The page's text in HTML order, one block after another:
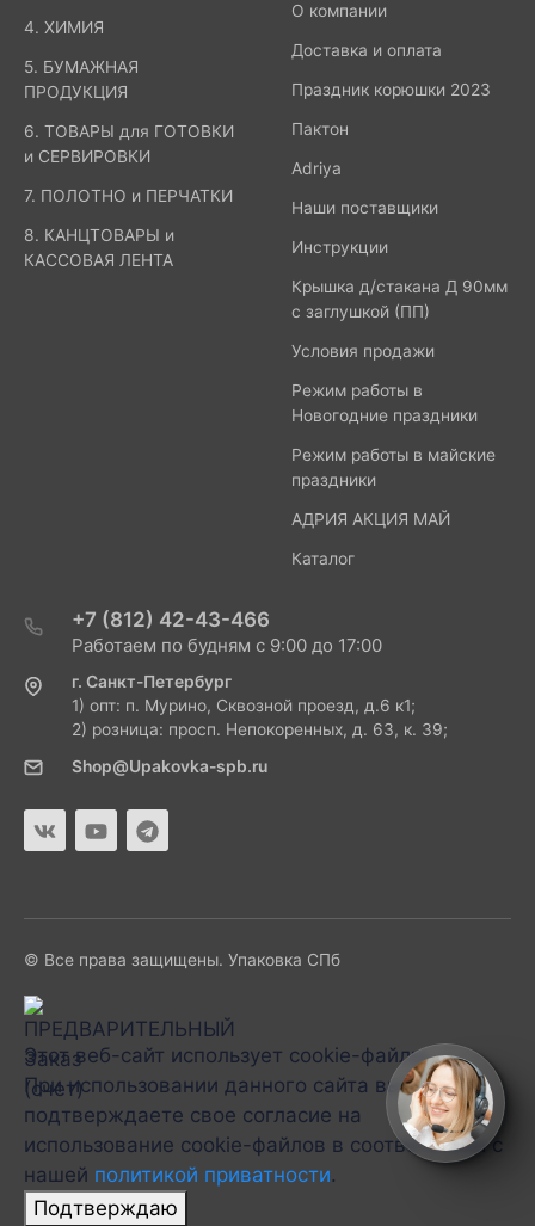
4. ХИМИЯ
5. БУМАЖНАЯ
ПРОДУКЦИЯ
6. ТОВАРЫ для ГОТОВКИ
и СЕРВИРОВКИ
7. ПОЛОТНО и ПЕРЧАТКИ
8. КАНЦТОВАРЫ и
КАССОВАЯ ЛЕНТА
О компании
Доставка и оплата
Праздник корюшки 2023
Пактон
Adriya
Наши поставщики
Инструкции
Крышка д/стакана Д 90мм
с заглушкой (ПП)
Условия продажи
Режим работы в
Новогодние праздники
Режим работы в майские
праздники
АДРИЯ АКЦИЯ МАЙ
Каталог
+7 (812) 42-43-466
Работаем по будням с 9:00 до 17:00
г. Санкт-Петербург
1) опт: п. Мурино, Сквозной проезд, д.6 к1;
2) розница: просп. Непокоренных, д. 63, к. 39;
Shop@Upakovka-spb.ru
© Все права защищены. Упаковка СПб
Этот веб-сайт использует cookie-файлы.
При использовании данного сайта вы
подтверждаете свое согласие на
использование cookie-файлов в соответствии с
нашей политикой приватности.
Подтверждаю